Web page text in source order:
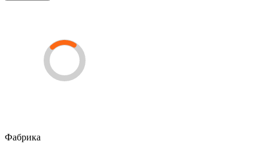
Фабрика